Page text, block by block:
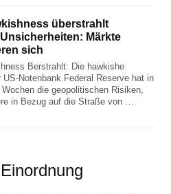
überstrahlt
Märkte
sich
Berstrahlt: Die hawkishe
US-Notenbank Federal Reserve hat in
die geopolitischen Risiken,
in Bezug auf die Straße von …